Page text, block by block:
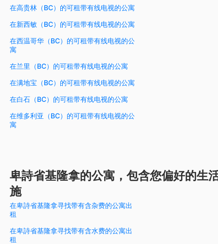
在高贵林（BC）的可租带有线电视的公寓
在新西敏（BC）的可租带有线电视的公寓
在西温哥华（BC）的可租带有线电视的公
寓
在兰里（BC）的可租带有线电视的公寓
在满地宝（BC）的可租带有线电视的公寓
在白石（BC）的可租带有线电视的公寓
在维多利亚（BC）的可租带有线电视的公
寓
卑詩省基隆拿的公寓，包含您偏好的生
施
在卑詩省基隆拿寻找带有含杂费的公寓出
租
在卑詩省基隆拿寻找带有含水费的公寓出
租